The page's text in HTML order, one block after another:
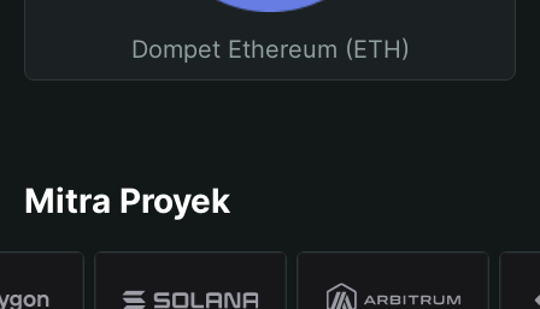
Dompet Ethereum (ETH)
Mitra Proyek